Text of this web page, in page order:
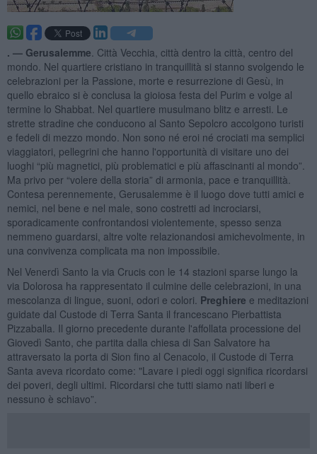
. — Gerusalemme . Città Vecchia, città dentro la città, centro del
mondo. Nel quartiere cristiano in tranquillità si stanno svolgendo le
celebrazioni per la Passione, morte e resurrezione di Gesù, in
quello ebraico si è conclusa la gioiosa festa del Purim e volge al
termine lo Shabbat. Nel quartiere musulmano blitz e arresti. Le
strette stradine che conducono al Santo Sepolcro accolgono turisti
e fedeli di mezzo mondo. Non sono né eroi né crociati ma semplici
viaggiatori, pellegrini che hanno l'opportunità di visitare uno dei
luoghi “più magnetici, più problematici e più affascinanti al mondo”.
Ma privo per “volere della storia” di armonia, pace e tranquillità.
Contesa perennemente, Gerusalemme è il luogo dove tutti amici e
nemici, nel bene e nel male, sono costretti ad incrociarsi,
sporadicamente confrontandosi violentemente, spesso senza
nemmeno guardarsi, altre volte relazionandosi amichevolmente, in
una convivenza complicata ma non impossibile.
Nel Venerdì Santo la via Crucis con le 14 stazioni sparse lungo la
via Dolorosa ha rappresentato il culmine delle celebrazioni, in una
mescolanza di lingue, suoni, odori e colori. Preghiere e meditazioni
guidate dal Custode di Terra Santa il francescano Pierbattista
Pizzaballa. Il giorno precedente durante l'affollata processione del
Giovedì Santo, che partita dalla chiesa di San Salvatore ha
attraversato la porta di Sion fino al Cenacolo, il Custode di Terra
Santa aveva ricordato come: "Lavare i piedi oggi significa ricordarsi
dei poveri, degli ultimi. Ricordarsi che tutti siamo nati liberi e
nessuno è schiavo”.